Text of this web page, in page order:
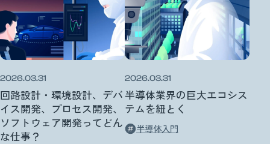
2026.03.31
回路設計・環境設計、デバ
イス開発、プロセス開発、
ソフトウェア開発ってどん
な仕事？
2026.03.31
半導体業界の巨大エコシス
テムを紐とく
半導体入門